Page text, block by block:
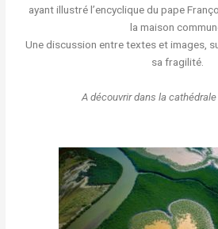
ayant illustré l’encyclique du pape
la maison
Une discussion entre textes et images,
sa fragilité.
A découvrir dans la